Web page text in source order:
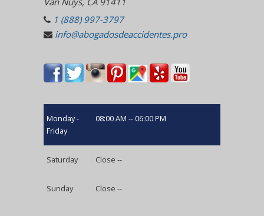
1 (888) 997-3797
info@abogadosdeaccidentes.pro
Monday -
Friday
08:00 AM -- 06:00 PM
Saturday Close --
Sunday Close --